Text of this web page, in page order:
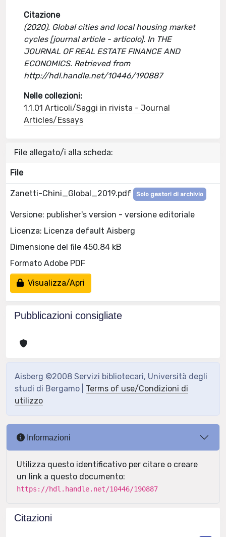
Citazione
(2020). Global cities and local housing market
cycles [journal article - articolo]. In THE
JOURNAL OF REAL ESTATE FINANCE AND
ECONOMICS. Retrieved from
http://hdl.handle.net/10446/190887
Nelle collezioni:
1.1.01 Articoli/Saggi in rivista - Journal
Articles/Essays
File allegato/i alla scheda:
File
Zanetti-Chini_Global_2019.pdf Solo gestori di archivio
Versione: publisher's version - versione editoriale
Licenza: Licenza default Aisberg
Dimensione del file 450.84 kB
Formato Adobe PDF
Visualizza/Apri
Pubblicazioni consigliate
Aisberg ©2008 Servizi bibliotecari, Università degli
studi di Bergamo | Terms of use/Condizioni di
utilizzo
Informazioni
Utilizza questo identificativo per citare o creare
un link a questo documento:
https://hdl.handle.net/10446/190887
Citazioni